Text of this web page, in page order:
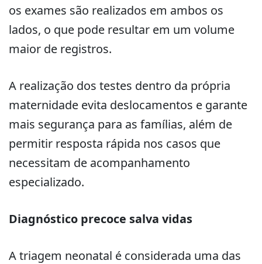
os exames são realizados em ambos os
lados, o que pode resultar em um volume
maior de registros.
A realização dos testes dentro da própria
maternidade evita deslocamentos e garante
mais segurança para as famílias, além de
permitir resposta rápida nos casos que
necessitam de acompanhamento
especializado.
Diagnóstico precoce salva vidas
A triagem neonatal é considerada uma das